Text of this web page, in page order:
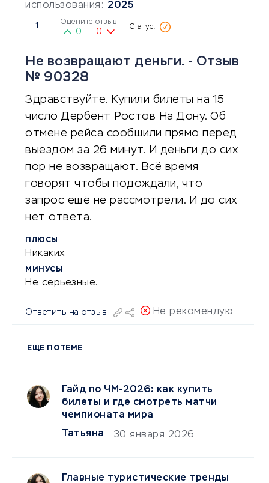
использования: 2025
1 Оцените отзыв
0 0
Не возвращают деньги. - Отзыв
№ 90328
Здравствуйте. Купили билеты на 15
число Дербент Ростов На Дону. Об
отмене рейса сообщили прямо перед
выездом за 26 минут. И деньги до сих
пор не возвращают. Всё время
говорят чтобы подождали, что
запрос ещё не рассмотрели. И до сих
нет ответа.
ПЛЮСЫ
Никаких
МИНУСЫ
Не серьезные.
Ответить на отзыв Не рекомендую
ЕЩЕ ПО ТЕМЕ
Гайд по ЧМ-2026: как купить
билеты и где смотреть матчи
чемпионата мира
Татьяна
30 января 2026
Главные туристические тренды